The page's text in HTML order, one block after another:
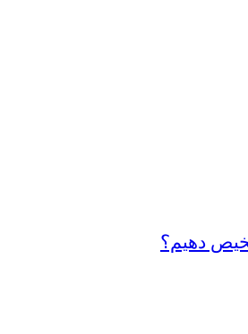
دهیم؟